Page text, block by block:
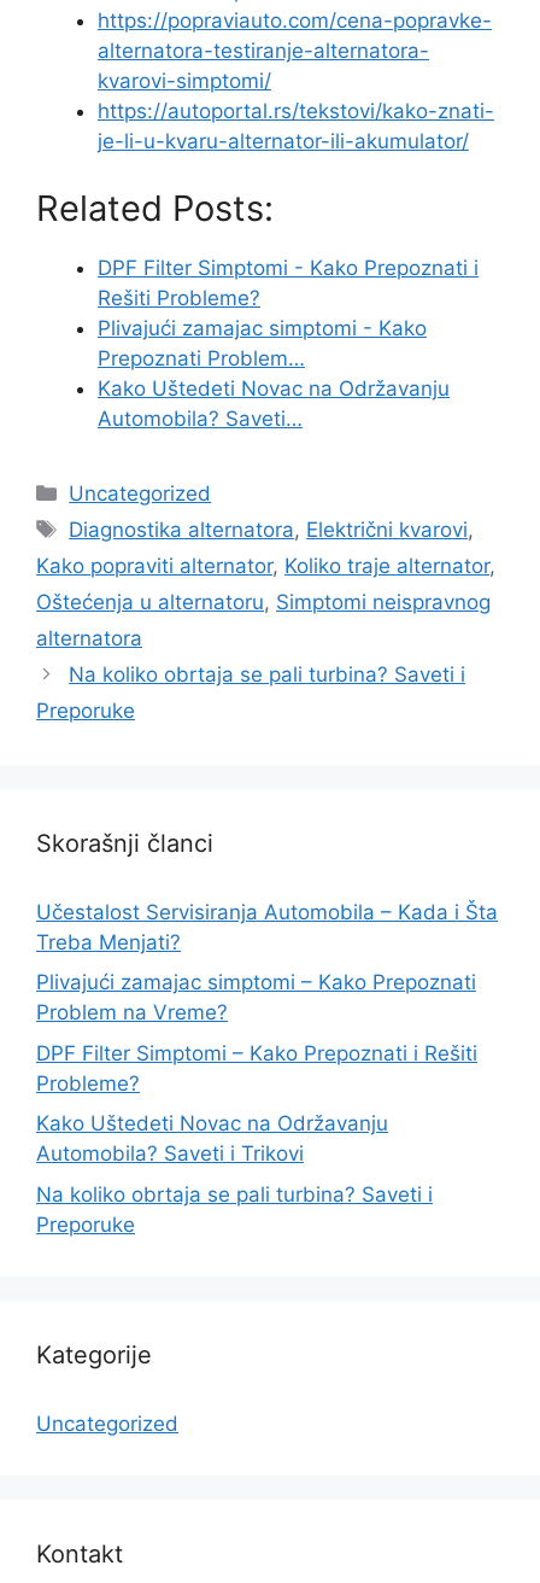
https://popraviauto.com/cena-popravke-
alternatora-testiranje-alternatora-
kvarovi-simptomi/
https://autoportal.rs/tekstovi/kako-znati-
je-li-u-kvaru-alternator-ili-akumulator/
Related Posts:
DPF Filter Simptomi - Kako Prepoznati i
Rešiti Probleme?
Plivajući zamajac simptomi - Kako
Prepoznati Problem…
Kako Uštedeti Novac na Održavanju
Automobila? Saveti…
Categories
Uncategorized
Tags
Diagnostika alternatora, Električni kvarovi,
Kako popraviti alternator, Koliko traje alternator,
Oštećenja u alternatoru, Simptomi neispravnog
alternatora
Na koliko obrtaja se pali turbina? Saveti i
Preporuke
Skorašnji članci
Učestalost Servisiranja Automobila – Kada i Šta
Treba Menjati?
Plivajući zamajac simptomi – Kako Prepoznati
Problem na Vreme?
DPF Filter Simptomi – Kako Prepoznati i Rešiti
Probleme?
Kako Uštedeti Novac na Održavanju
Automobila? Saveti i Trikovi
Na koliko obrtaja se pali turbina? Saveti i
Preporuke
Kategorije
Uncategorized
Kontakt